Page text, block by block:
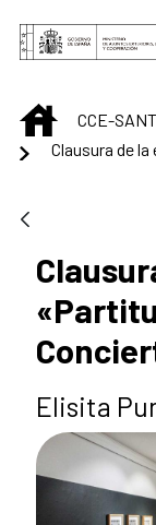
Saltar al
INICIO
CCE-
Elisita